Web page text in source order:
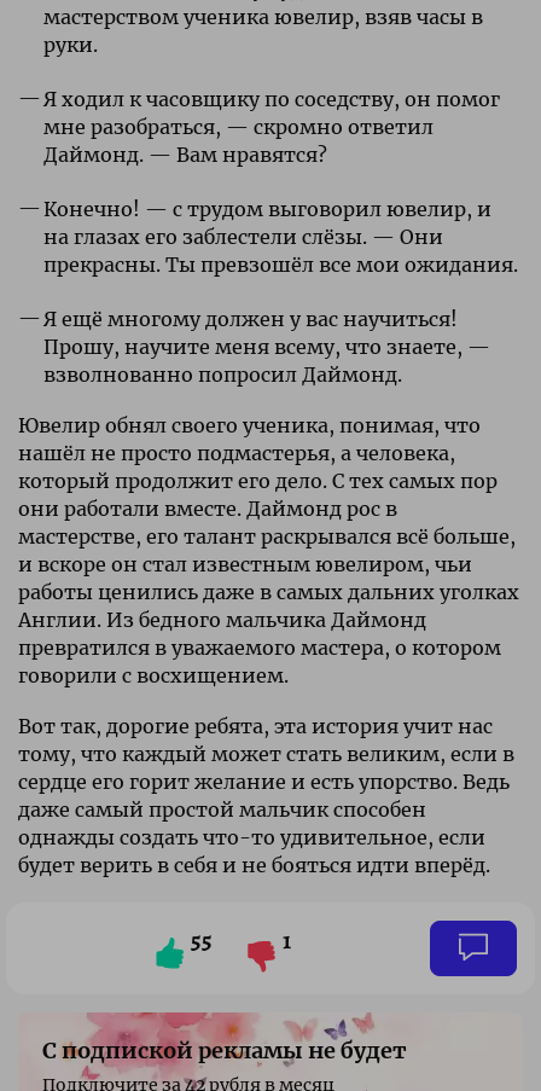
мастерством ученика ювелир, взяв часы в
руки.
Я ходил к часовщику по соседству, он помог
мне разобраться, — скромно ответил
Даймонд. — Вам нравятся?
Конечно! — с трудом выговорил ювелир, и
на глазах его заблестели слёзы. — Они
прекрасны. Ты превзошёл все мои ожидания.
Я ещё многому должен у вас научиться!
Прошу, научите меня всему, что знаете, —
взволнованно попросил Даймонд.
Ювелир обнял своего ученика, понимая, что
нашёл не просто подмастерья, а человека,
который продолжит его дело. С тех самых пор
они работали вместе. Даймонд рос в
мастерстве, его талант раскрывался всё больше,
и вскоре он стал известным ювелиром, чьи
работы ценились даже в самых дальних уголках
Англии. Из бедного мальчика Даймонд
превратился в уважаемого мастера, о котором
говорили с восхищением.
Вот так, дорогие ребята, эта история учит нас
тому, что каждый может стать великим, если в
сердце его горит желание и есть упорство. Ведь
даже самый простой мальчик способен
однажды создать что-то удивительное, если
будет верить в себя и не бояться идти вперёд.
55 1
С подпиской рекламы не будет
Подключите за 42 рубля в месяц